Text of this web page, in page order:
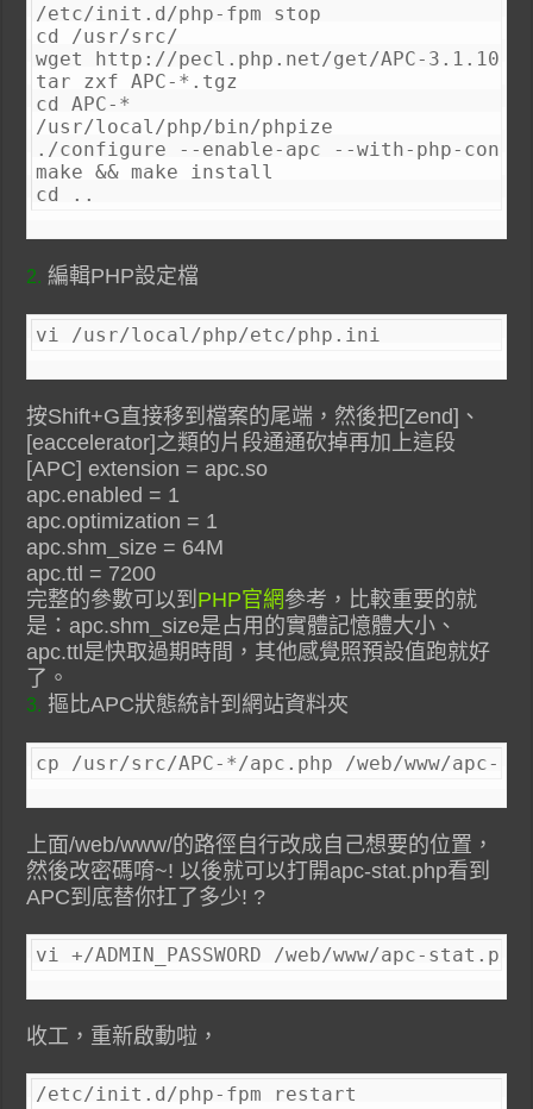
/etc/init.d/php-fpm stop
cd /usr/src/
wget http://pecl.php.net/get/APC-
tar zxf APC-*.tgz
cd APC-*
/usr/local/php/bin/phpize
./configure --enable-apc --with-php-
make && make install
cd ..
2. 編輯PHP設定檔
vi /usr/local/php/etc/php.ini
按Shift+G直接移到檔案的尾端，然後把[Zend]、
[eaccelerator]之類的片段通通砍掉再加上這段
[APC] extension = apc.so
apc.enabled = 1
apc.optimization = 1
apc.shm_size = 64M
apc.ttl = 7200
完整的參數可以到 PHP官網參考，比較重要的就
是：apc.shm_size是占用的實體記憶體大小、
apc.ttl是快取過期時間，其他感覺照預設值跑就好
了。
3. 摳比APC狀態統計到網站資料夾
cp /usr/src/APC-*/apc.php /web/www/apc-
上面/web/www/的路徑自行改成自己想要的位置，
然後改密碼唷~! 以後就可以打開apc-stat.php看到
APC到底替你扛了多少! ?
vi +/ADMIN_PASSWORD /web/www/apc-stat.php
收工，重新啟動啦，
/etc/init.d/php-fpm restart